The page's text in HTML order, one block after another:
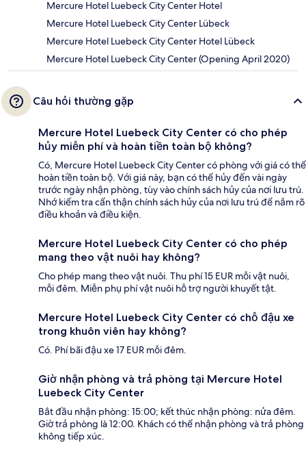
Mercure Hotel Luebeck City Center Hotel
Mercure Hotel Luebeck City Center Lübeck
Mercure Hotel Luebeck City Center Hotel Lübeck
Mercure Hotel Luebeck City Center (Opening April 2020)
Câu hỏi thường gặp
Mercure Hotel Luebeck City Center có cho phép
hủy miễn phí và hoàn tiền toàn bộ không?
Có, Mercure Hotel Luebeck City Center có phòng với giá có thể
hoàn tiền toàn bộ. Với giá này, bạn có thể hủy đến vài ngày
trước ngày nhận phòng, tùy vào chính sách hủy của nơi lưu trú.
Nhớ kiểm tra cẩn thận chính sách hủy của nơi lưu trú để nắm rõ
điều khoản và điều kiện.
Mercure Hotel Luebeck City Center có cho phép
mang theo vật nuôi hay không?
Cho phép mang theo vật nuôi. Thu phí 15 EUR mỗi vật nuôi,
mỗi đêm. Miễn phụ phí vật nuôi hỗ trợ người khuyết tật.
Mercure Hotel Luebeck City Center có chỗ đậu xe
trong khuôn viên hay không?
Có. Phí bãi đậu xe 17 EUR mỗi đêm.
Giờ nhận phòng và trả phòng tại Mercure Hotel
Luebeck City Center
Bắt đầu nhận phòng: 15:00; kết thúc nhận phòng: nửa đêm.
Giờ trả phòng là 12:00. Khách có thể nhận phòng và trả phòng
không tiếp xúc.